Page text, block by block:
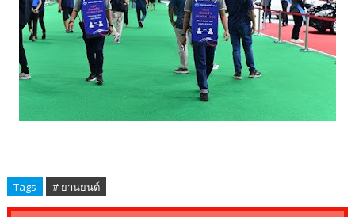
Tags # ยานยนต์